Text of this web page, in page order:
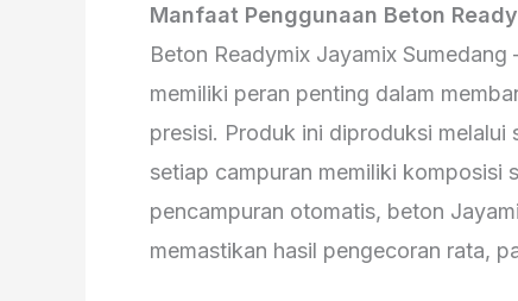
Manfaat Penggunaan Beton
Beton Readymix Jayamix
memiliki peran penting dalam
presisi. Produk ini diproduksi
setiap campuran memiliki komposisi
pencampuran otomatis, beton
memastikan hasil pengecoran rata,